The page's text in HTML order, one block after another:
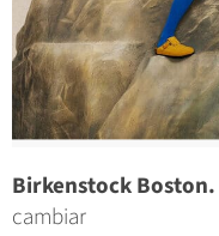
Birkenstock Boston.
cambiar